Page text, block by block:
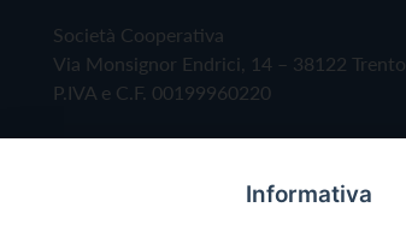
Società Cooperativa
Via Monsignor Endrici, 14 – 38122 Trento
P.IVA e C.F. 00199960220
Informativa